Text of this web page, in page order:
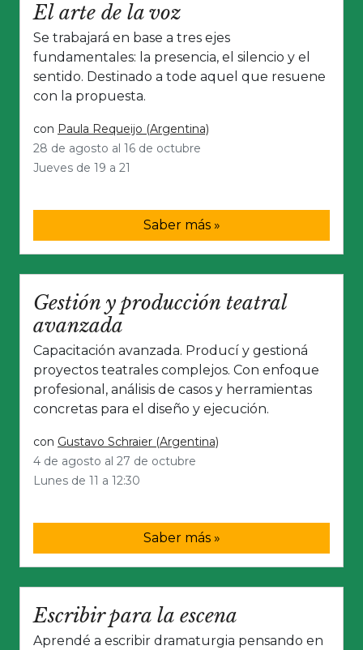
El arte de la voz
Se trabajará en base a tres ejes
fundamentales: la presencia, el silencio y el
sentido. Destinado a tode aquel que resuene
con la propuesta.
con Paula Requeijo (Argentina)
28 de agosto al 16 de octubre
Jueves de 19 a 21
Saber más »
Gestión y producción teatral
avanzada
Capacitación avanzada. Producí y gestioná
proyectos teatrales complejos. Con enfoque
profesional, análisis de casos y herramientas
concretas para el diseño y ejecución.
con Gustavo Schraier (Argentina)
4 de agosto al 27 de octubre
Lunes de 11 a 12:30
Saber más »
Escribir para la escena
Aprendé a escribir dramaturgia pensando en